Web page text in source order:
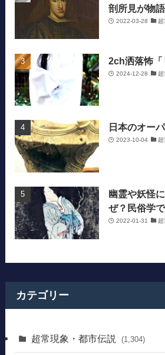
剖所見が物
2022-03-28
2ch洒落怖「
2024-12-28
日本のオー
2023-10-04
幽霊や妖怪
ぜ？民俗学
2022-01-31
カテゴリー
超常現象・都市伝説 (1,304)